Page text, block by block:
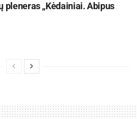
ir kitiems lauko apdailos
pleneras „Kėdainiai. Abipus